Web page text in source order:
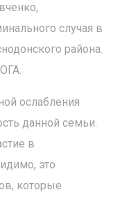
случая в
района.
ослабления
данной семьи.
в
это
которые